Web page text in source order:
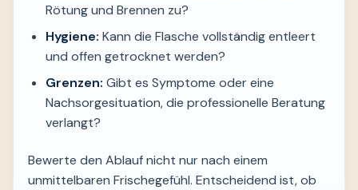
Rötung und Brennen zu?
Hygiene: Kann die Flasche vollständig entleert
und offen getrocknet werden?
Grenzen: Gibt es Symptome oder eine
Nachsorgesituation, die professionelle Beratung
verlangt?
Bewerte den Ablauf nicht nur nach einem
unmittelbaren Frischegefühl. Entscheidend ist, ob